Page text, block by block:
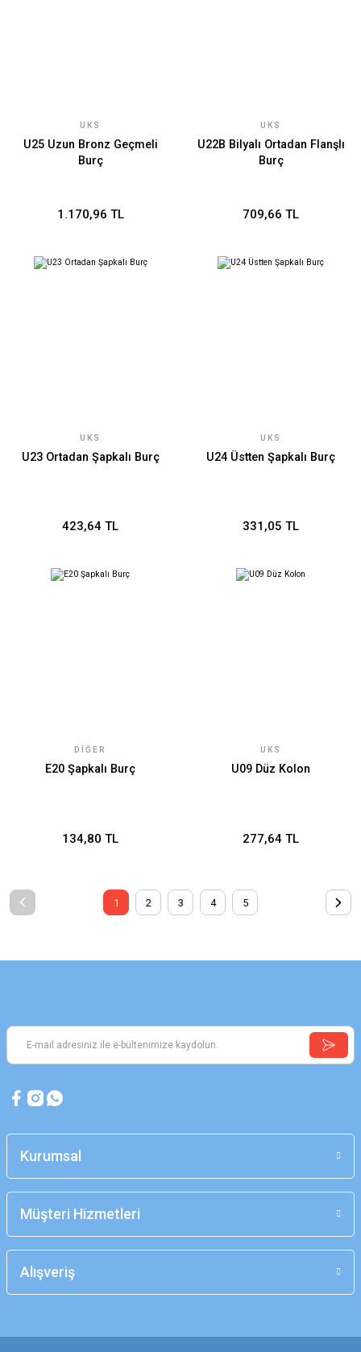
UKS
U25 Uzun Bronz Geçmeli
Burç
1.170,96 TL
UKS
U22B Bilyalı Ortadan Flanşlı
Burç
709,66 TL
UKS
U23 Ortadan Şapkalı Burç
423,64 TL
UKS
U24 Üstten Şapkalı Burç
331,05 TL
DIĞER
E20 Şapkalı Burç
134,80 TL
UKS
U09 Düz Kolon
277,64 TL
1 2 3 4 5
Kurumsal
Müşteri Hizmetleri
Alışveriş